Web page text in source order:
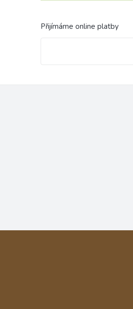
Přijímáme online platby